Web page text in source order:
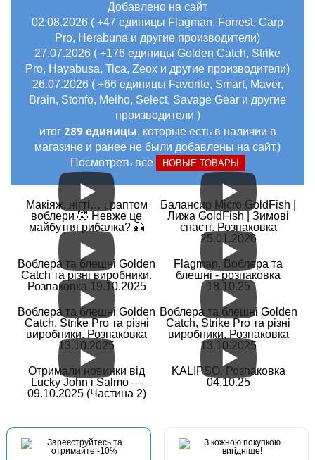
Добавлено на сайт
02.08.2026 ( +47 единицы Flagman, Forrest, Carp
Pro, Herabuna и другие производители)
27.07.2026 ( +176 единицы Golden Catch, Strike
Pro, Hayabusa, Tica, Zeox и другие производители)
26.07.2026 ( +66 единицы Favorite, Smart, Maver,
Brain, Stonfo, Meiho, Select, Savage Gear и другие
производители )
итог 289 единицы, которые есть в наличии в
магазине и ранее не были добавлены на сайт.)
Посмотреть все
НОВЫЕ ТОВАРЫ
Макіяж, нігті… і раптом
воблери 🤣 Невже це
майбутня рибалка? 🎣
Балансир Micro GoldFish |
Лижа GoldFish | Зимові
снасті. Розпаковка
25.01.2026
Воблера та блешні Golden
Catch та різні виробники.
Розпаковка 19.10.2025
Flagman. Воблера та
блешні - розпаковка
18.10.25
Воблера та блешні Golden
Catch, Strike Pro та різні
виробники. Розпаковка
13.10.2025
Воблера та блешні Golden
Catch, Strike Pro та різні
виробники. Розпаковка
13.10.2025
Отримали новинки від
Lucky John і Salmo —
09.10.2025 (Частина 2)
KALIPSO. Розпаковка
04.10.25